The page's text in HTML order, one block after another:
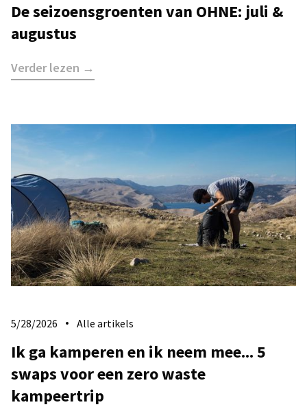
De seizoensgroenten van OHNE: juli &
augustus
Verder lezen →
5/28/2026 Alle artikels
Ik ga kamperen en ik neem mee... 5
swaps voor een zero waste
kampeertrip